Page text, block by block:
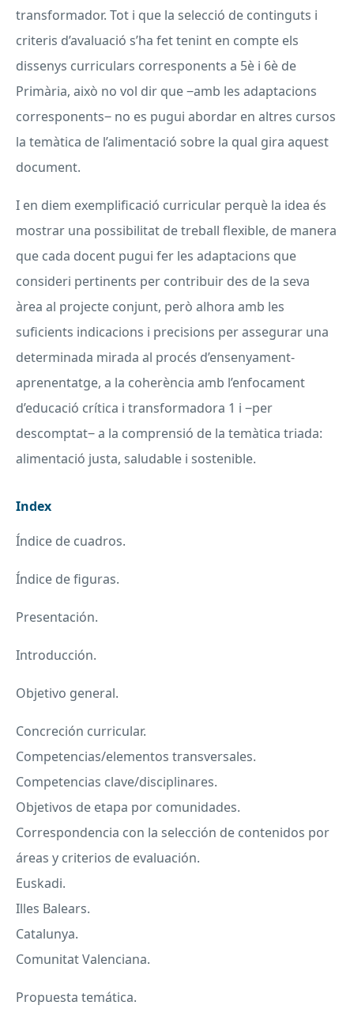
transformador. Tot i que la selecció de continguts i
criteris d’avaluació s’ha fet tenint en compte els
dissenys curriculars corresponents a 5è i 6è de
Primària, això no vol dir que ‒amb les adaptacions
corresponents‒ no es pugui abordar en altres cursos
la temàtica de l’alimentació sobre la qual gira aquest
document.
I en diem exemplificació curricular perquè la idea és
mostrar una possibilitat de treball flexible, de manera
que cada docent pugui fer les adaptacions que
consideri pertinents per contribuir des de la seva
àrea al projecte conjunt, però alhora amb les
suficients indicacions i precisions per assegurar una
determinada mirada al procés d’ensenyament-
aprenentatge, a la coherència amb l’enfocament
d’educació crítica i transformadora 1 i ‒per
descomptat‒ a la comprensió de la temàtica triada:
alimentació justa, saludable i sostenible.
Index
Índice de cuadros.
Índice de figuras.
Presentación.
Introducción.
Objetivo general.
Concreción curricular.
Competencias/elementos transversales.
Competencias clave/disciplinares.
Objetivos de etapa por comunidades.
Correspondencia con la selección de contenidos por
áreas y criterios de evaluación.
Euskadi.
Illes Balears.
Catalunya.
Comunitat Valenciana.
Propuesta temática.